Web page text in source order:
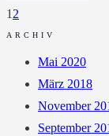
1 2
ARCHIV
Mai 2020
März 2018
November
September